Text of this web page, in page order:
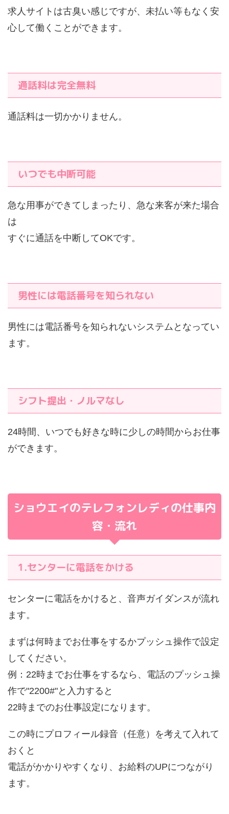
求人サイトは古臭い感じですが、未払い等もなく安
心して働くことができます。
通話料は完全無料
通話料は一切かかりません。
いつでも中断可能
急な用事ができてしまったり、急な来客が来た場合
は
すぐに通話を中断してOKです。
男性には電話番号を知られない
男性には電話番号を知られないシステムとなってい
ます。
シフト提出・ノルマなし
24時間、いつでも好きな時に少しの時間からお仕事
ができます。
ショウエイのテレフォンレディの仕事内
容・流れ
1.センターに電話をかける
センターに電話をかけると、音声ガイダンスが流れ
ます。
まずは何時までお仕事をするかプッシュ操作で設定
してください。
例：22時までお仕事をするなら、電話のプッシュ操
作で"2200#"と入力すると
22時までのお仕事設定になります。
この時にプロフィール録音（任意）を考えて入れて
おくと
電話がかかりやすくなり、お給料のUPにつながり
ます。